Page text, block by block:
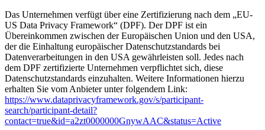
Das Unternehmen verfügt über eine Zertifizierung nach dem „EU-
US Data Privacy Framework“ (DPF). Der DPF ist ein
Übereinkommen zwischen der Europäischen Union und den USA,
der die Einhaltung europäischer Datenschutzstandards bei
Datenverarbeitungen in den USA gewährleisten soll. Jedes nach
dem DPF zertifizierte Unternehmen verpflichtet sich, diese
Datenschutzstandards einzuhalten. Weitere Informationen hierzu
erhalten Sie vom Anbieter unter folgendem Link:
https://www.dataprivacyframework.gov/s/participant-
search/participant-detail?
contact=true&id=a2zt0000000GnywAAC&status=Active